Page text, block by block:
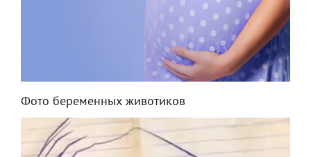
Фото беременных животиков